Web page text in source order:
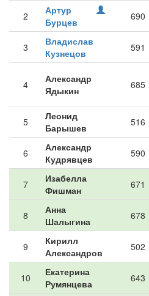
2
Артур
Бурцев
690
3
Владислав
Кузнецов
591
4
Александр
Ядыкин
685
5
Леонид
Барышев
516
6
Александр
Кудрявцев
590
7
Изабелла
Фишман
671
8
Анна
Шалыгина
678
9
Кирилл
Александров
502
10
Екатерина
Румянцева
643